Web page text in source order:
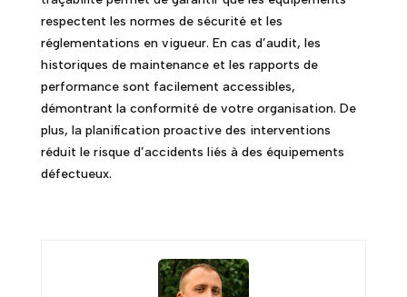
respectent les normes de sécurité et les
réglementations en vigueur. En cas d’audit, les
historiques de maintenance et les rapports de
performance sont facilement accessibles,
démontrant la conformité de votre organisation. De
plus, la planification proactive des interventions
réduit le risque d’accidents liés à des équipements
défectueux.